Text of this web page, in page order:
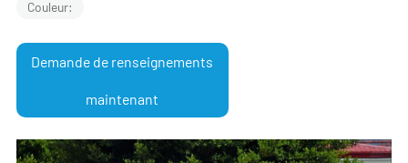
Couleur:
Demande de renseignements
maintenant